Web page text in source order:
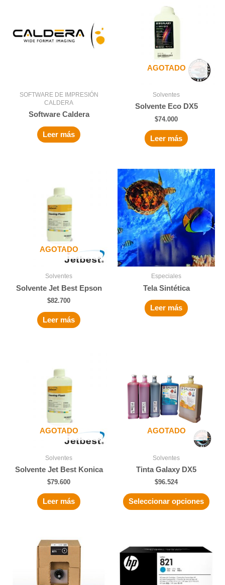
SOFTWARE DE IMPRESIÓN
CALDERA
Software Caldera
Leer más
AGOTADO
Solventes
Solvente Eco DX5
$74.000
Leer más
AGOTADO
Solventes
Solvente Jet Best Epson
$82.700
Leer más
Especiales
Tela Sintética
Leer más
AGOTADO
Solventes
Solvente Jet Best Konica
$79.600
Leer más
AGOTADO
Solventes
Tinta Galaxy DX5
$96.524
Seleccionar opciones